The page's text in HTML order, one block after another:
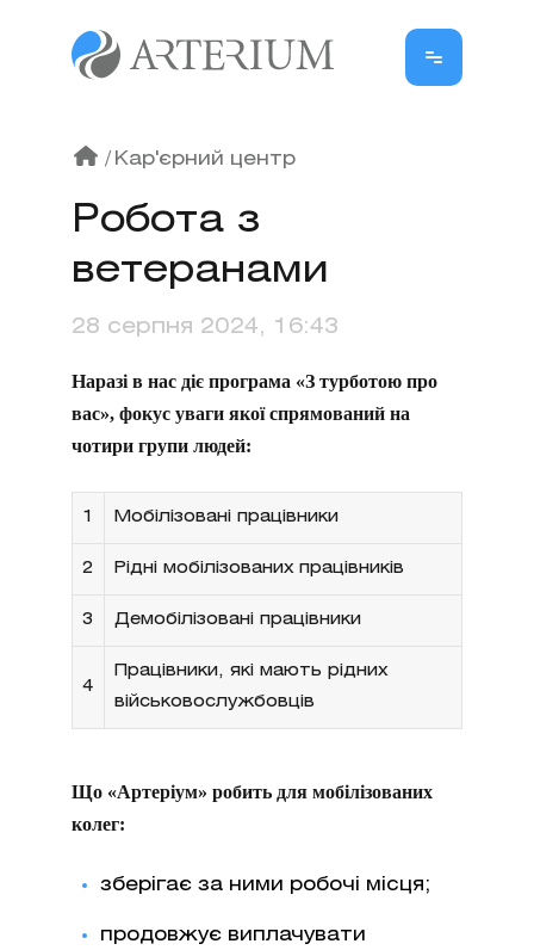
/ Кар'єрний центр
Робота з
ветеранами
28 серпня 2024, 16:43
Наразі в нас діє програма «З турботою про
вас», фокус уваги якої спрямований на
чотири групи людей:
1 Мобілізовані працівники
2 Рідні мобілізованих працівників
3 Демобілізовані працівники
4
Працівники, які мають рідних
військовослужбовців
Що «Артеріум» робить для мобілізованих
колег:
зберігає за ними робочі місця;
продовжує виплачувати